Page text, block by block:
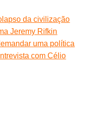
da civilização
Jeremy Rifkin
uma política
com Célio